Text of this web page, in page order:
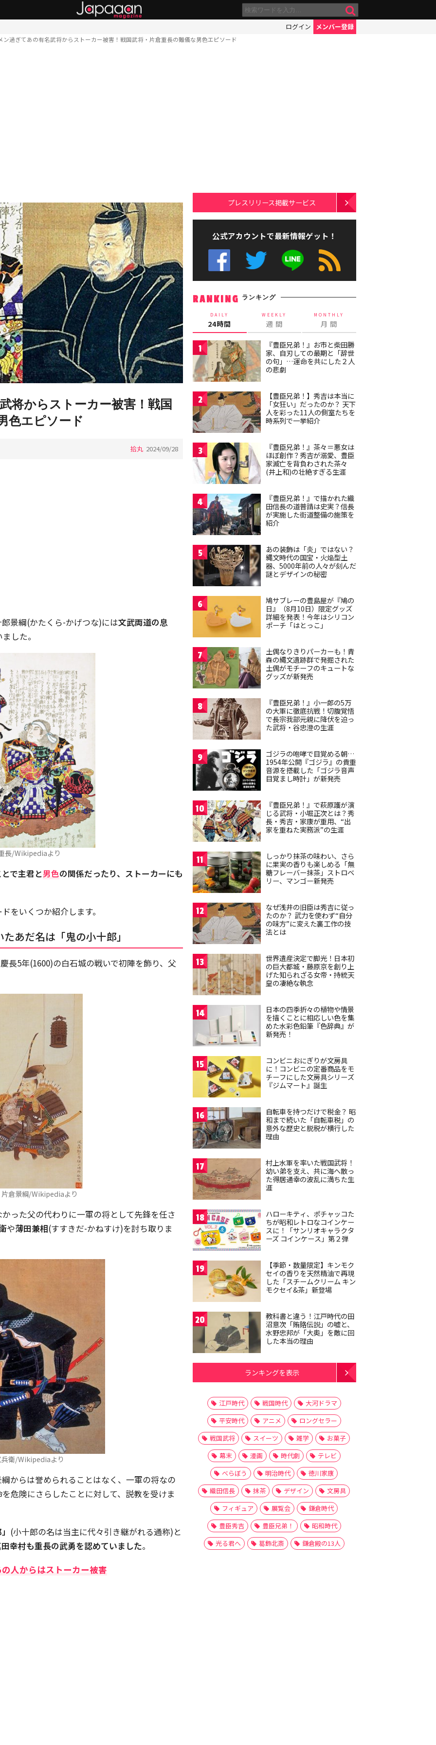
ログイン メンバー登録
ン過ぎてあの有名武将からストーカー被害！戦国武将・片倉重長の難儀な男色エピソード
将からストーカー被害！戦国
色エピソード
拾丸 2024/09/28
景綱(かたくら-かげつな)には文武両道の息
した。
長/Wikipediaより
で主君と男色の関係だったり、ストーカーにも
をいくつか紹介します。
あだ名は「鬼の小十郎」
長5年(1600)の白石城の戦いで初陣を飾り、父
倉景綱/Wikipediaより
った父の代わりに一軍の将として先鋒を任さ
や薄田兼相(すすきだ-かねすけ)を討ち取りま
衛/Wikipediaより
からは誉められることはなく、一軍の将なの
危険にさらしたことに対して、説教を受けま
(小十郎の名は当主に代々引き継がれる通称)と
幸村も重長の武勇を認めていました。
人からはストーカー被害
プレスリリース掲載サービス
公式アカウントで最新情報ゲット！
RANKING ランキング
DAILY
24時間
WEEKLY
週 間
MONTHLY
月 間
1
『豊臣兄弟！』お市と柴田勝
家、自刃しての最期と「辞世
の句」…運命を共にした２人
の悲劇
2
【豊臣兄弟！】秀吉は本当に
「女狂い」だったのか？ 天下
人を彩った11人の側室たちを
時系列で一挙紹介
3
『豊臣兄弟！』茶々＝悪女は
ほぼ創作？秀吉が溺愛、豊臣
家滅亡を背負わされた茶々
(井上和)の壮絶すぎる生涯
4
『豊臣兄弟！』で描かれた織
田信長の道普請は史実？信長
が実施した街道整備の施策を
紹介
5
あの装飾は「炎」ではない？
縄文時代の国宝・火焔型土
器、5000年前の人々が刻んだ
謎とデザインの秘密
6
鳩サブレーの豊島屋が『鳩の
日』（8月10日）限定グッズ
詳細を発表！今年はシリコン
ポーチ「はとっこ」
7
土偶なりきりパーカーも！青
森の縄文遺跡群で発掘された
土偶がモチーフのキュートな
グッズが新発売
8
『豊臣兄弟！』小一郎の5万
の大軍に徹底抗戦！切腹覚悟
で長宗我部元親に降伏を迫っ
た武将・谷忠澄の生涯
9
ゴジラの咆哮で目覚める朝…
1954年公開『ゴジラ』の貴重
音源を搭載した「ゴジラ音声
目覚まし時計」が新発売
10
『豊臣兄弟！』で萩原護が演
じる武将・小堀正次とは？秀
長・秀吉・家康が重用、“出
家を重ねた実務派”の生涯
11
しっかり抹茶の味わい、さら
に果実の香りも楽しめる「無
糖フレーバー抹茶」ストロベ
リー、マンゴー新発売
12
なぜ浅井の旧臣は秀吉に従っ
たのか？ 武力を使わず“自分
の味方”に変えた裏工作の技
法とは
13
世界遺産決定で脚光！日本初
の巨大都城・藤原京を創り上
げた知られざる女帝・持統天
皇の凄絶な執念
14
日本の四季折々の植物や情景
を描くことに相応しい色を集
めた水彩色鉛筆『色辞典』が
新発売！
15
コンビニおにぎりが文房具
に！コンビニの定番商品をモ
チーフにした文房具シリーズ
『ジムマート』誕生
16
自転車を持つだけで税金？ 昭
和まで続いた「自転車税」の
意外な歴史と脱税が横行した
理由
17
村上水軍を率いた戦国武将！
幼い弟を支え、共に海へ散っ
た得居通幸の波乱に満ちた生
涯
18
ハローキティ、ポチャッコた
ちが昭和レトロなコインケー
スに！「サンリオキャラクタ
ーズ コインケース」第２弾
19
【季節・数量限定】キンモク
セイの香りを天然精油で再現
した「スチームクリーム キン
モクセイ&茶」新登場
20
教科書と違う！江戸時代の田
沼意次「賄賂伝説」の嘘と、
水野忠邦が「大奥」を敵に回
した本当の理由
ランキングを表示
江戸時代 戦国時代
大河ドラマ
平安時代
アニメ
ロングセラー
戦国武将
スイーツ 雑学
お菓子
幕末
漫画 時代劇
テレビ
べらぼう
明治時代
徳川家康
織田信長
抹茶 デザイン
文房具
フィギュア
展覧会
鎌倉時代
豊臣秀吉
豊臣兄弟！
昭和時代
光る君へ
葛飾北斎 鎌倉殿の13人